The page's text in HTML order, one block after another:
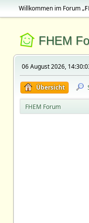
Willkommen im Forum „
FHEM
06 August 2026,
Übersicht
FHEM Forum